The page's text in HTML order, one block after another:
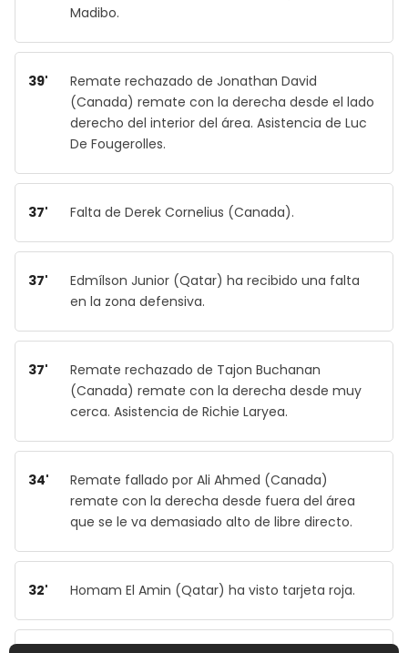
Madibo.
39'
Remate rechazado de Jonathan David
(Canada) remate con la derecha desde el lado
derecho del interior del área. Asistencia de Luc
De Fougerolles.
37' Falta de Derek Cornelius (Canada).
37'
Edmílson Junior (Qatar) ha recibido una falta
en la zona defensiva.
37'
Remate rechazado de Tajon Buchanan
(Canada) remate con la derecha desde muy
cerca. Asistencia de Richie Laryea.
34'
Remate fallado por Ali Ahmed (Canada)
remate con la derecha desde fuera del área
que se le va demasiado alto de libre directo.
32' Homam El Amin (Qatar) ha visto tarjeta roja.